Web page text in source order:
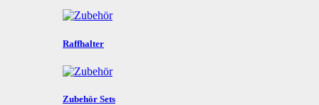
Raffhalter
Zubehör Sets